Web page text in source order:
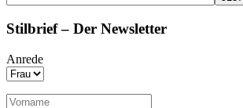
Stilbrief – Der Newsletter
Anrede